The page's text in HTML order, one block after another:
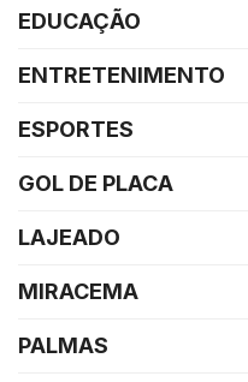
EDUCAÇÃO
ENTRETENIMENTO
ESPORTES
GOL DE PLACA
LAJEADO
MIRACEMA
PALMAS